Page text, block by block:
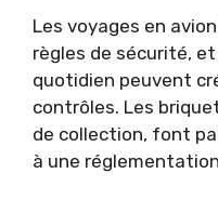
Les voyages en
règles de sécurité,
quotidien peuvent
contrôles. Les
de collection, font
à une